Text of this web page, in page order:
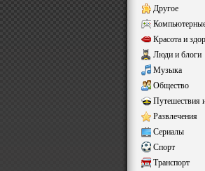
Другое
Красота и
Люди и блоги
Музыка
Общество
Путешествия
Развлечения
Сериалы
Спорт
Транспорт